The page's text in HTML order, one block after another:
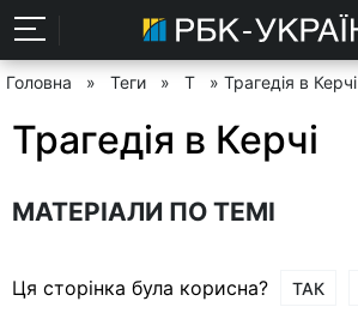
Головна » Теги » Т » Трагедія в Керчі
Трагедія в Керчі
МАТЕРІАЛИ ПО ТЕМІ
Ця сторінка була корисна? ТАК